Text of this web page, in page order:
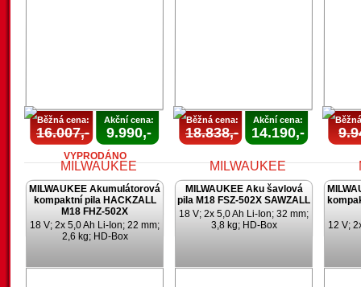
Běžná cena:
16.007,-
Akční cena:
9.990,-
VYPRODÁNO
Běžná cena:
18.838,-
Akční cena:
14.190,-
MILWAUKEE Akumulátorová
kompaktní pila HACKZALL
M18 FHZ-502X
18 V; 2x 5,0 Ah Li-Ion; 22 mm;
2,6 kg; HD-Box
MILWAUKEE Aku šavlová
pila M18 FSZ-502X SAWZALL
18 V; 2x 5,0 Ah Li-Ion; 32 mm;
3,8 kg; HD-Box
12 V;